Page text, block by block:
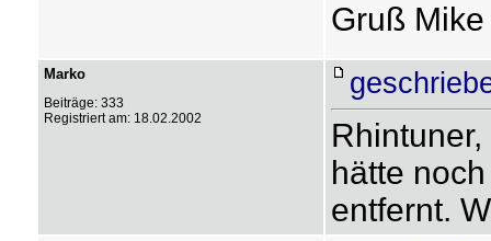
Gruß Mike
Marko
Beiträge: 333
Registriert am: 18.02.2002
hätte
entfernt.